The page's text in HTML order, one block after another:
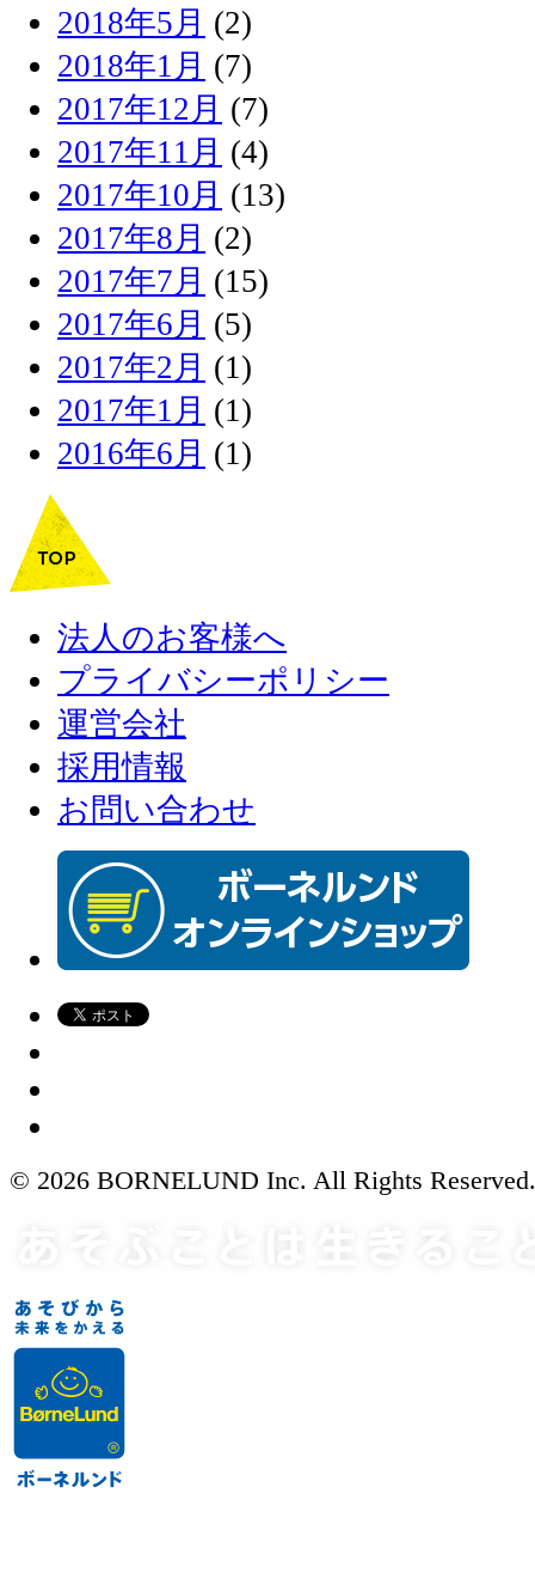
2018年5月 (2)
2018年1月 (7)
2017年12月 (7)
2017年11月 (4)
2017年10月 (13)
2017年8月 (2)
2017年7月 (15)
2017年6月 (5)
2017年2月 (1)
2017年1月 (1)
2016年6月 (1)
法人のお客様へ
プライバシーポリシー
運営会社
採用情報
お問い合わせ
© 2026 BORNELUND Inc. All Rights Reserved.